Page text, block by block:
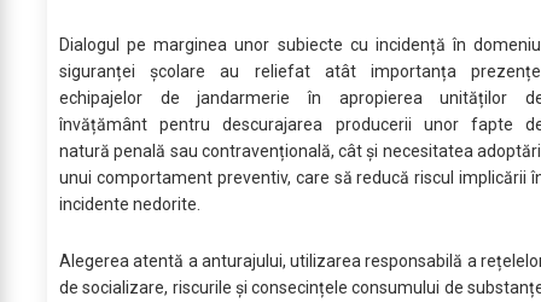
Dialogul pe marginea unor subiecte cu incidență în
siguranței școlare au reliefat atât importanța
echipajelor de jandarmerie în apropierea unităților
învățământ pentru descurajarea producerii unor fapte
natură penală sau contravențională, cât și necesitatea
unui comportament preventiv, care să reducă riscul implicării
incidente nedorite.
Alegerea atentă a anturajului, utilizarea responsabilă a
de socializare, riscurile și consecințele consumului de